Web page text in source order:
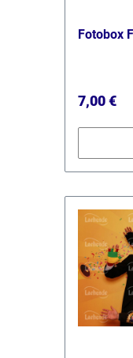
Fotobox
7,00 €